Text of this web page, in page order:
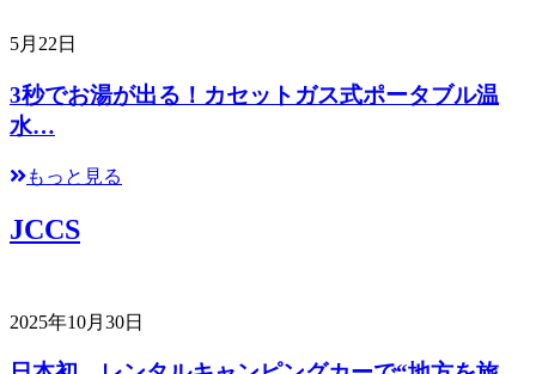
5月22日
3秒でお湯が出る！カセットガス式ポータブル温
水…
もっと見る
JCCS
2025年10月30日